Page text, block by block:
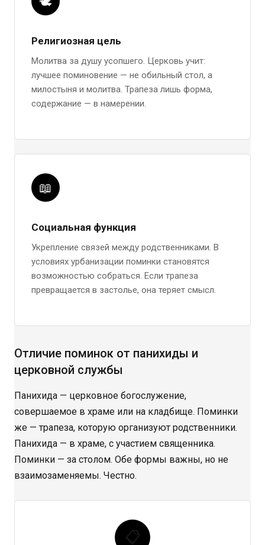
Религиозная цель
Молитва за душу усопшего. Церковь учит:
лучшее поминовение — не обильный стол, а
милостыня и молитва. Трапеза лишь форма,
содержание — в намерении.
📖
Социальная функция
Укрепление связей между родственниками. В
условиях урбанизации поминки становятся
возможностью собраться. Если трапеза
превращается в застолье, она теряет смысл.
Отличие поминок от панихиды и
церковной службы
Панихида — церковное богослужение,
совершаемое в храме или на кладбище. Поминки
же — трапеза, которую организуют родственники.
Панихида — в храме, с участием священника.
Поминки — за столом. Обе формы важны, но не
взаимозаменяемы. Честно.
📋